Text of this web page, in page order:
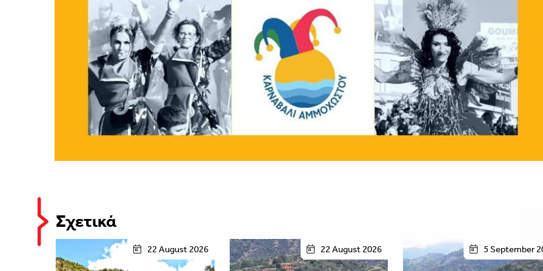
Σχετικά
22 August 2026 22 August 2026 5 September